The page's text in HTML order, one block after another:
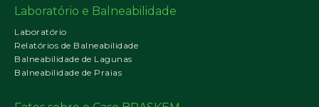
Laboratório e Balneabilidade
Laboratório
Relatórios de Balneabilidade
Balneabilidade de Lagunas
Balneabilidade de Praias